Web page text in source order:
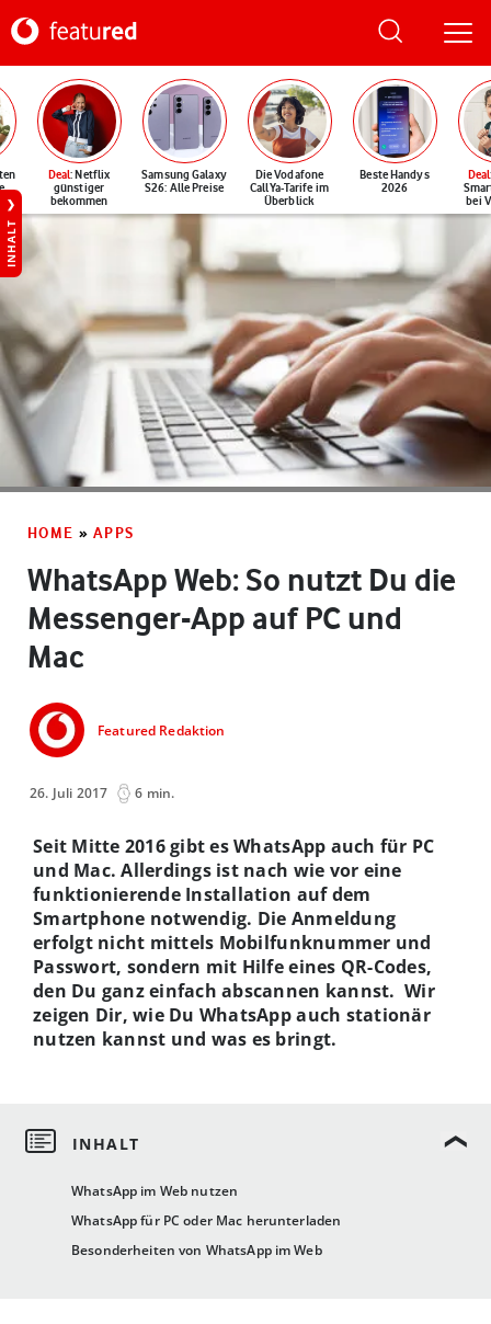
Deal: Netflix
günstiger
bekommen
Samsung Galaxy
S26: Alle Preise
Die Vodafone
CallYa-Tarife im
Überblick
Beste Handys
2026
Deal
bei
INHALT
HOME » APPS
WhatsApp Web: So nutzt Du die
Messenger-App auf PC und
Mac
Featured Redaktion
26. Juli 2017 6 min.
WhatsApp im Web nutzen
WhatsApp für PC oder Mac herunterladen
Besonderheiten von WhatsApp im Web
Seit Mitte 2016 gibt es WhatsApp auch für PC
und Mac. Allerdings ist nach wie vor eine
funktionierende Installation auf dem
Smartphone notwendig. Die Anmeldung
erfolgt nicht mittels Mobilfunknummer und
Passwort, sondern mit Hilfe eines QR-Codes,
den Du ganz einfach abscannen kannst. Wir
zeigen Dir, wie Du WhatsApp auch stationär
nutzen kannst und was es bringt.